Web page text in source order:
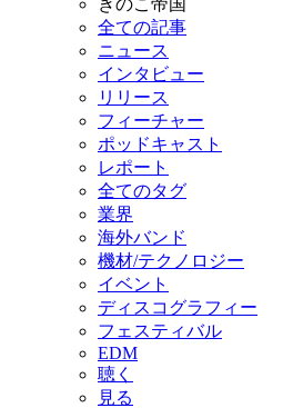
全ての記事
ニュース
インタビュー
リリース
フィーチャー
ポッドキャスト
レポート
全てのタグ
業界
海外バンド
機材/テクノロジー
イベント
ディスコグラフィー
フェスティバル
EDM
聴く
見る